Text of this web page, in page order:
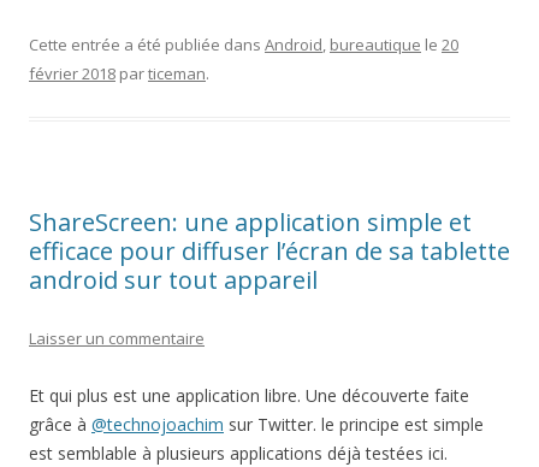
Cette entrée a été publiée dans Android, bureautique le 20
février 2018 particeman.
ShareScreen: une application simple et
efficace pour diffuser l’écran de sa tablette
android sur tout appareil
Laisser un commentaire
Et qui plus est une application libre. Une découverte faite
grâce à @technojoachim sur Twitter. le principe est simple
est semblable à plusieurs applications déjà testées ici.